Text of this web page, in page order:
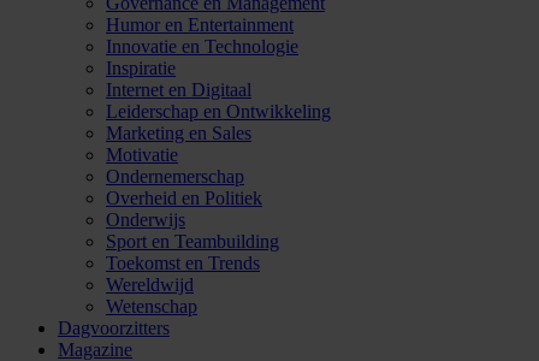
Humor en Entertainment
Innovatie en Technologie
Inspiratie
Internet en Digitaal
Leiderschap en Ontwikkeling
Marketing en Sales
Motivatie
Ondernemerschap
Overheid en Politiek
Onderwijs
Sport en Teambuilding
Toekomst en Trends
Wereldwijd
Wetenschap
Dagvoorzitters
Magazine